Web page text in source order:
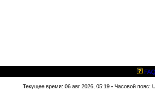
FAQ
Текущее время: 06 авг 2026, 05:19 • Часовой пояс: